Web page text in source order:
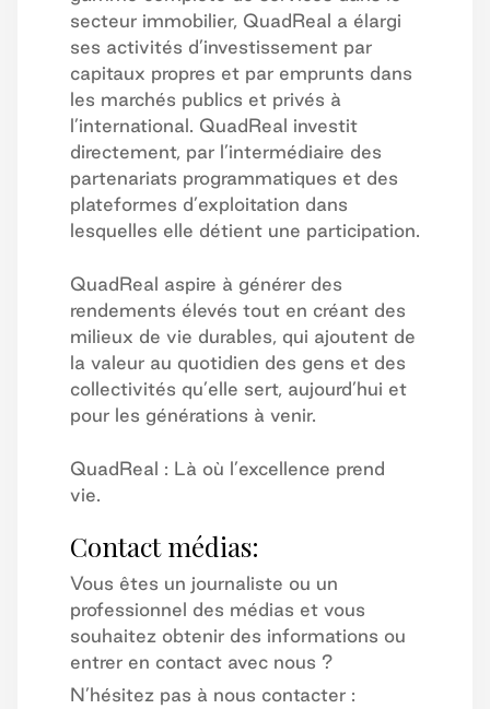
secteur immobilier, QuadReal a élargi
ses activités d’investissement par
capitaux propres et par emprunts dans
les marchés publics et privés à
l’international. QuadReal investit
directement, par l’intermédiaire des
partenariats programmatiques et des
plateformes d’exploitation dans
lesquelles elle détient une participation.
QuadReal aspire à générer des
rendements élevés tout en créant des
milieux de vie durables, qui ajoutent de
la valeur au quotidien des gens et des
collectivités qu’elle sert, aujourd’hui et
pour les générations à venir.
QuadReal : Là où l’excellence prend
vie.
Contact médias:
Vous êtes un journaliste ou un
professionnel des médias et vous
souhaitez obtenir des informations ou
entrer en contact avec nous ?
N’hésitez pas à nous contacter :